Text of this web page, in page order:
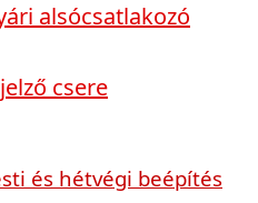
alsócsatlakozó
csere
és hétvégi beépítés